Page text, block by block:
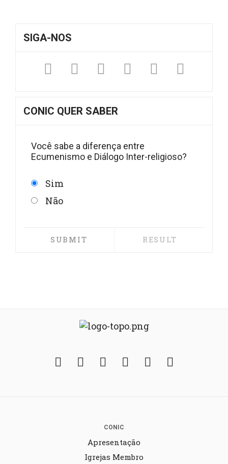
SIGA-NOS
FacebookTwitterInstagram
YouTube
Fickr
CONIC QUER SABER
Você sabe a diferença entre
Ecumenismo e Diálogo Inter-religioso?
Sim
Não
FacebookTwitter Instagram
YouTubeFickr
CONIC
Apresentação
Igrejas Membro